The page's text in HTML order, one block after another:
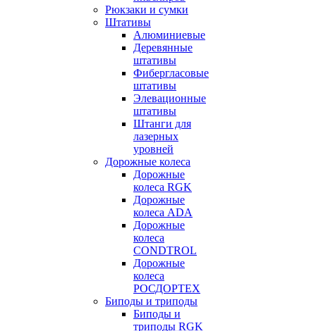
Рюкзаки и сумки
Штативы
Алюминиевые
Деревянные
штативы
Фибергласовые
штативы
Элевационные
штативы
Штанги для
лазерных
уровней
Дорожные колеса
Дорожные
колеса RGK
Дорожные
колеса ADA
Дорожные
колеса
CONDTROL
Дорожные
колеса
РОСДОРТЕХ
Биподы и триподы
Биподы и
триподы RGK